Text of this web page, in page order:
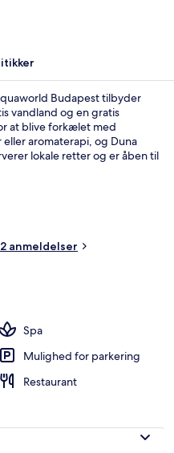
Budapest tilbyder
vandland og en gratis
at blive forkælet med
aromaterapi, og Duna
lokale retter og er åben til
indendørs pools, en
anmeldelser
Spa
Mulighed for parkering
Restaurant